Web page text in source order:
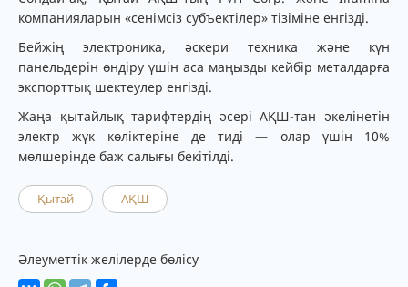
компанияларын «сенімсіз субъектілер» тізіміне енгізді.
Бейжің электроника, әскери техника және күн
панельдерін өндіру үшін аса маңызды кейбір металдарға
экспорттық шектеулер енгізді.
Жаңа қытайлық тарифтердің әсері АҚШ-тан әкелінетін
электр жүк көліктеріне де тиді — олар үшін 10%
мөлшерінде баж салығы бекітілді.
Қытай АҚШ
Әлеуметтік желілерде бөлісу